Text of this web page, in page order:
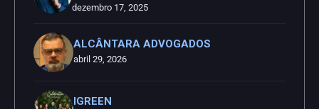
dezembro 17, 2025
ALCÂNTARA ADVOGADOS
abril 29, 2026
IGREEN